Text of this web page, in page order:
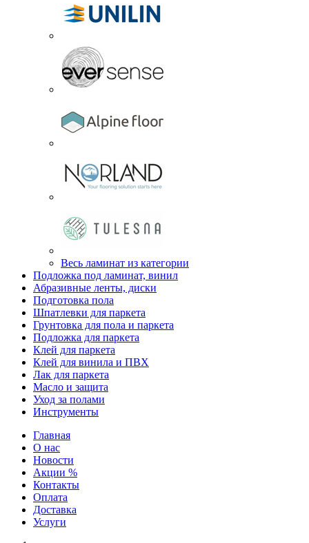
Весь ламинат из категории
Подложка под ламинат, винил
Абразивные ленты, диски
Подготовка пола
Шпатлевки для паркета
Грунтовка для пола и паркета
Подложка для паркета
Клей для паркета
Клей для винила и ПВХ
Лак для паркета
Масло и защита
Уход за полами
Инструменты
Главная
О нас
Новости
Акции %
Контакты
Оплата
Доставка
Услуги